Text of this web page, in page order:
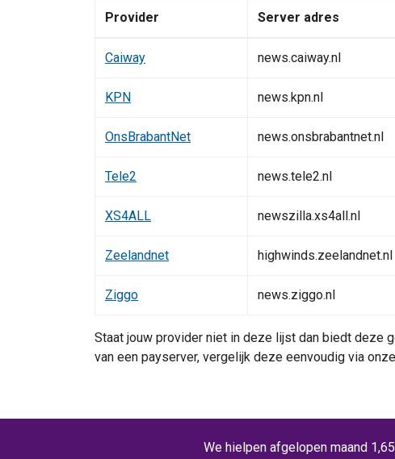
Provider Server adres
Caiway news.caiway.nl
KPN news.kpn.nl
OnsBrabantNet news.onsbrabantnet.nl
Tele2 news.tele2.nl
XS4ALL newszilla.xs4all.nl
Zeelandnet highwinds.zeelandnet.nl
Ziggo news.ziggo.nl
Staat jouw provider niet in deze lijst dan biedt deze
van een payserver, vergelijk deze eenvoudig via onze
We hielpen afgelopen maand